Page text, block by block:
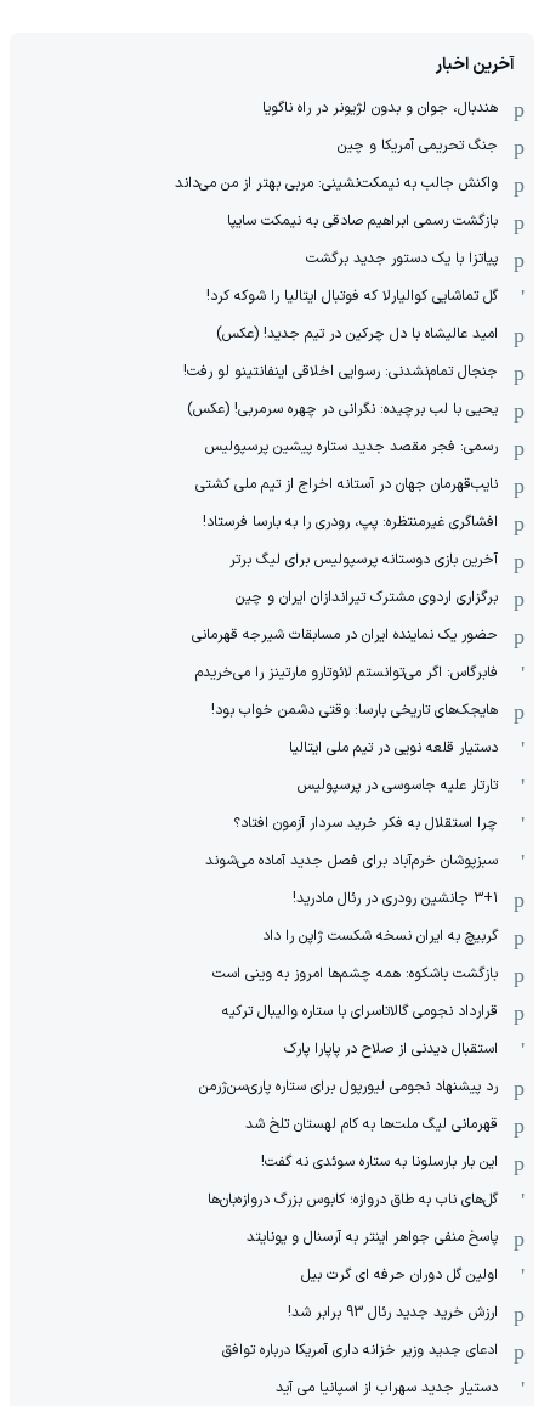
آخرین اخبار
هندبال، جوان و بدون لژیونر در راه ناگویا
جنگ تحریمی آمریکا و چین
واکنش جالب به نیمکت‌نشینی: مربی بهتر از من می‌داند
بازگشت رسمی ابراهیم صادقی به نیمکت سایپا
پیاتزا با یک دستور جدید برگشت
گل تماشایی کوالیارلا که فوتبال ایتالیا را شوکه کرد!
امید عالیشاه با دل چرکین در تیم جدید! (عکس)
جنجال تمام‌نشدنی:‌ رسوایی اخلاقی اینفانتینو لو رفت!
یحیی با لب برچیده: نگرانی در چهره سرمربی! (عکس)
رسمی: فجر مقصد جدید ستاره پیشین پرسپولیس
نایب‌قهرمان جهان در آستانه اخراج از تیم ملی کشتی
افشاگری غیرمنتظره: پپ، رودری را به بارسا فرستاد!
آخرین بازی دوستانه پرسپولیس برای لیگ برتر
برگزاری اردوی مشترک تیراندازان ایران و چین
حضور یک نماینده ایران در مسابقات شیرجه قهرمانی
فابرگاس: اگر می‌توانستم لائوتارو مارتینز را می‌خریدم
هایجک‌های تاریخی بارسا: وقتی دشمن خواب بود!
دستیار قلعه نویی در تیم ملی ایتالیا
تارتار علیه جاسوسی در پرسپولیس
چرا استقلال به فکر خرید سردار آزمون افتاد؟
سبزپوشان خرم‌آباد برای فصل جدید آماده می‌شوند
۳+۱ جانشین رودری در رئال مادرید!
گربیچ به ایران نسخه شکست ژاپن را داد
بازگشت باشکوه: همه چشم‌ها امروز به وینی است
قرارداد نجومی گالاتاسرای با ستاره والیبال ترکیه
استقبال دیدنی از صلاح در پاپارا پارک
رد پیشنهاد نجومی لیورپول برای ستاره پاری‌سن‌ژرمن
قهرمانی لیگ ملت‌ها به کام لهستان تلخ شد
این بار بارسلونا به ستاره سوئدی نه گفت!
گل‌های ناب به طاق دروازه؛ کابوس بزرگ دروازه‌بان‌ها
پاسخ منفی جواهر اینتر به آرسنال و یونایتد
اولین گل دوران حرفه ای گرت بیل
ارزش خرید جدید رئال 93 برابر شد!
ادعای جدید وزیر خزانه داری آمریکا درباره توافق
دستیار جدید سهراب از اسپانیا می آید